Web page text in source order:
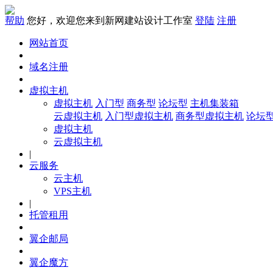
帮助 您好，欢迎您来到新网建站设计工作室 登陆 注册
网站首页
域名注册
虚拟主机
虚拟主机 入门型 商务型 论坛型 主机集装箱
云虚拟主机 入门型虚拟主机 商务型虚拟主机 论坛
虚拟主机
云虚拟主机
|
云服务
云主机
VPS主机
|
托管租用
翼企邮局
翼企魔方